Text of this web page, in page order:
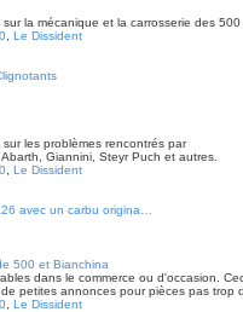
la mécanique et la carrosserie des 500
Le Dissident
les problèmes rencontrés par
Giannini, Steyr Puch et autres.
Le Dissident
avec un carbu origina…
500 et Bianchina
dans le commerce ou d'occasion.
petites annonces pour pièces pas trop
Le Dissident